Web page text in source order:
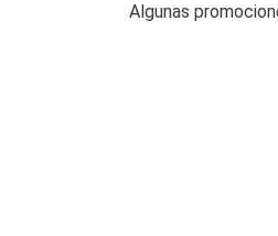
Algunas